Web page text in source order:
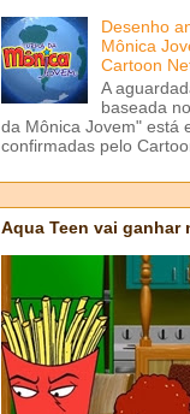
Desenho
Mônica
Cartoon
A
baseada
da Mônica Jovem" está
confirmadas pelo
Aqua Teen vai ganhar